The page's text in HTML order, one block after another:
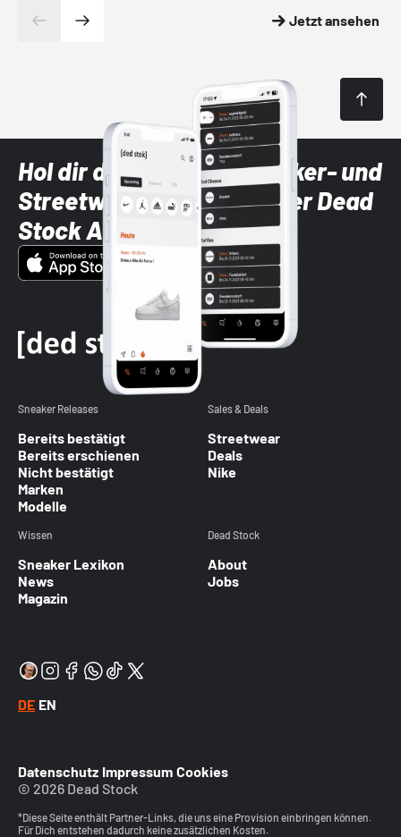
Jetzt ansehen
Hol dir die neuesten Sneaker- und
Streetwear-Brands mit der Dead
Stock App
Sneaker Releases
Bereits bestätigt
Bereits erschienen
Nicht bestätigt
Marken
Modelle
Sales & Deals
Streetwear
Deals
Nike
Wissen
Sneaker Lexikon
News
Magazin
Dead Stock
About
Jobs
DE EN
Datenschutz Impressum Cookies
© 2026 Dead Stock
*Diese Seite enthält Partner-Links, die uns eine Provision einbringen können.
Für Dich entstehen dadurch keine zusätzlichen Kosten.